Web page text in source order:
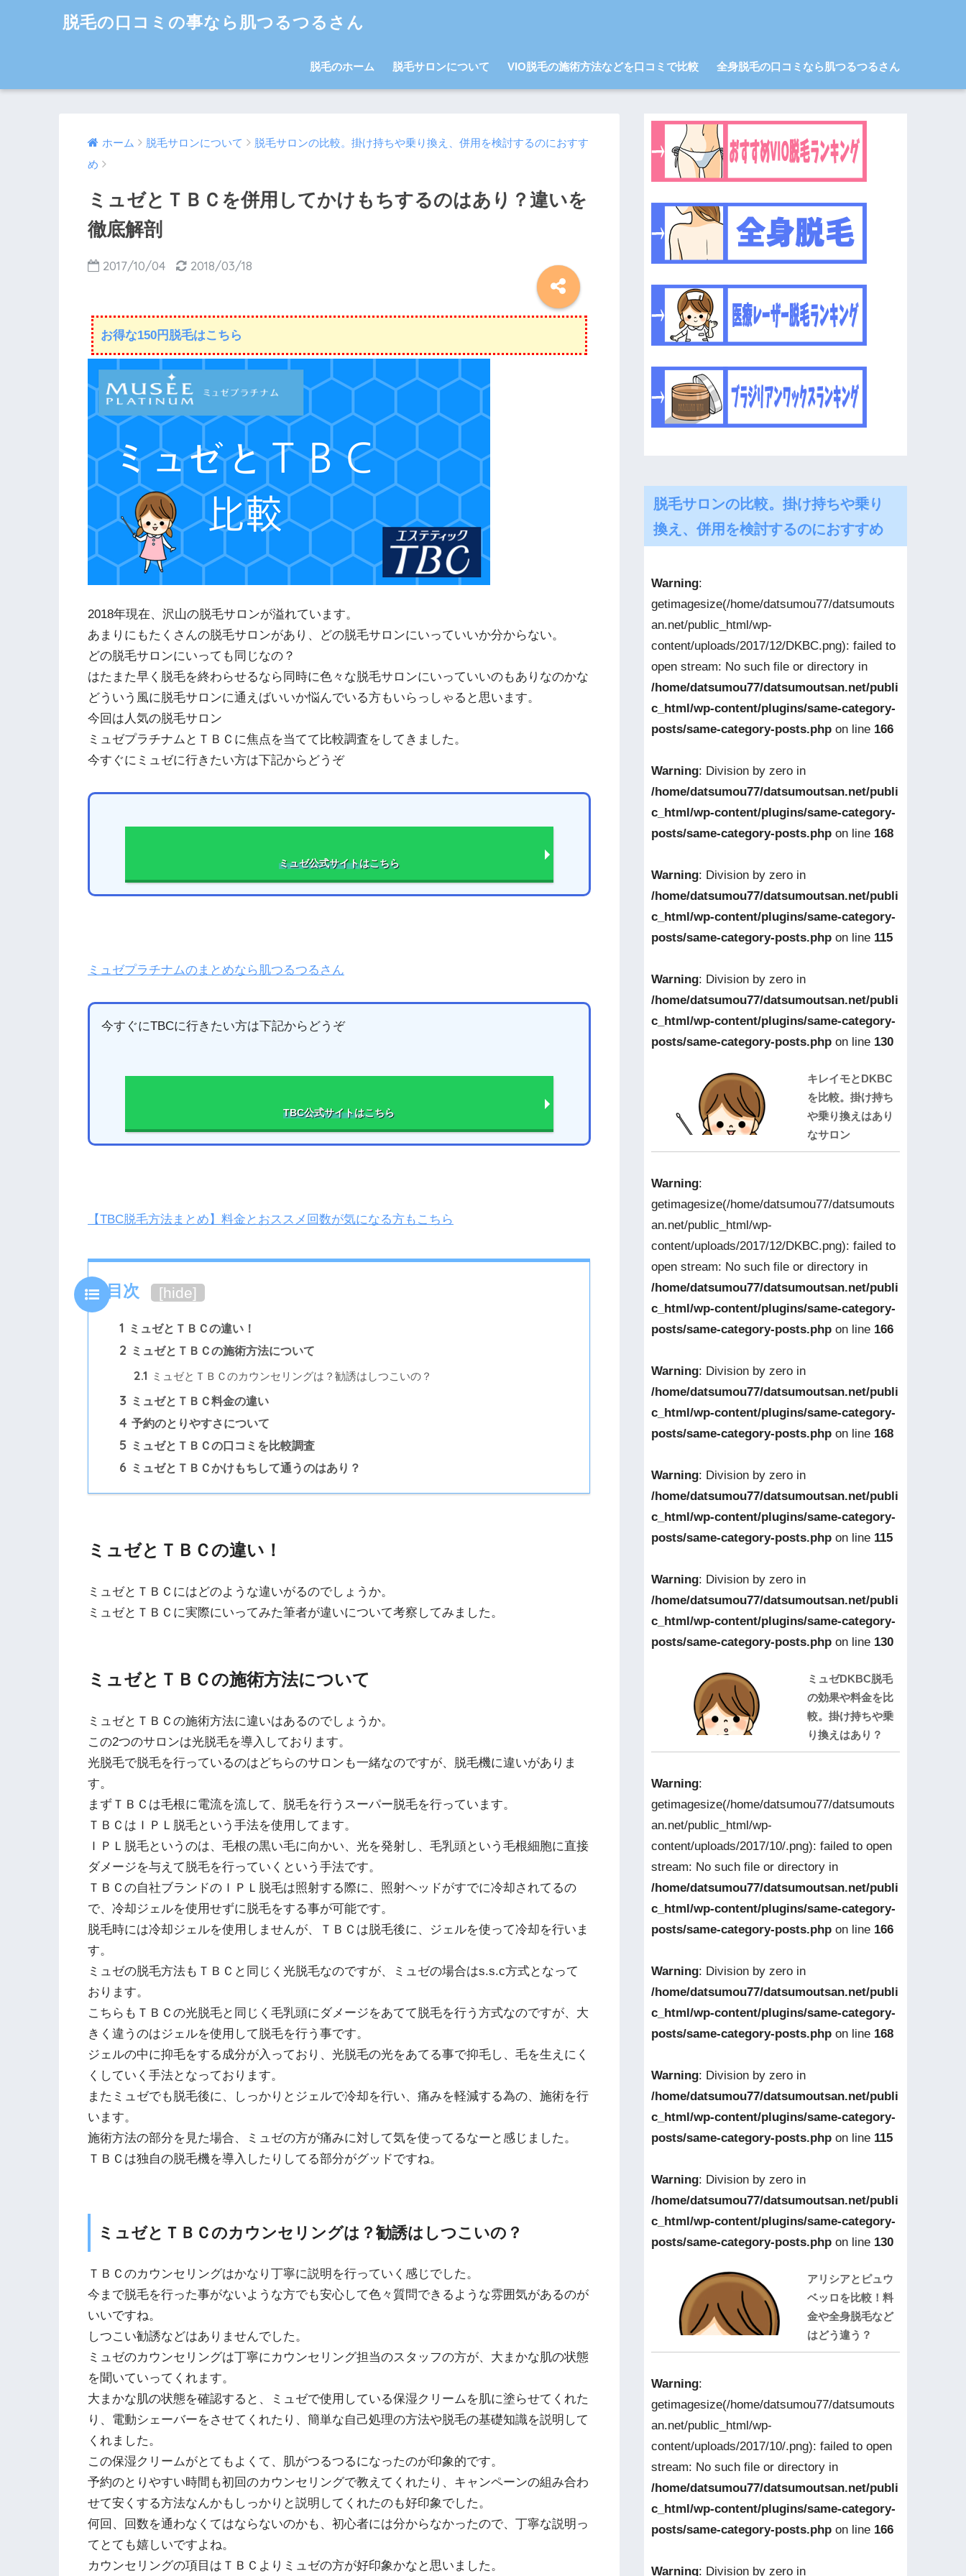
脱毛の口コミの事なら肌つるつるさん
脱毛のホーム 脱毛サロンについて VIO脱毛の施術方法などを口コミで比較 全身脱毛の口コミなら肌つるつるさん
ホーム 脱毛サロンについて
脱毛サロンの比較。掛け持ちや乗り換え、併用を検討するのにおすす
め
ミュゼとＴＢＣを併用してかけもちするのはあり？違いを
徹底解剖
2017/10/04 2018/03/18
お得な150円脱毛はこちら
2018年現在、沢山の脱毛サロンが溢れています。
あまりにもたくさんの脱毛サロンがあり、どの脱毛サロンにいっていいか分からない。
どの脱毛サロンにいっても同じなの？
はたまた早く脱毛を終わらせるなら同時に色々な脱毛サロンにいっていいのもありなのかな
どういう風に脱毛サロンに通えばいいか悩んでいる方もいらっしゃると思います。
今回は人気の脱毛サロン
ミュゼプラチナムとＴＢＣに焦点を当てて比較調査をしてきました。
今すぐにミュゼに行きたい方は下記からどうぞ
ミュゼ公式サイトはこちら
ミュゼプラチナムのまとめなら肌つるつるさん
今すぐにTBCに行きたい方は下記からどうぞ
TBC公式サイトはこちら
【TBC脱毛方法まとめ】料金とおススメ回数が気になる方もこちら
目次 [hide]
1 ミュゼとＴＢＣの違い！
2 ミュゼとＴＢＣの施術方法について
2.1 ミュゼとＴＢＣのカウンセリングは？勧誘はしつこいの？
3 ミュゼとＴＢＣ料金の違い
4 予約のとりやすさについて
5 ミュゼとＴＢＣの口コミを比較調査
6 ミュゼとＴＢＣかけもちして通うのはあり？
ミュゼとＴＢＣの違い！
ミュゼとＴＢＣにはどのような違いがるのでしょうか。
ミュゼとＴＢＣに実際にいってみた筆者が違いについて考察してみました。
ミュゼとＴＢＣの施術方法について
ミュゼとＴＢＣの施術方法に違いはあるのでしょうか。
この2つのサロンは光脱毛を導入しております。
光脱毛で脱毛を行っているのはどちらのサロンも一緒なのですが、脱毛機に違いがありま
す。
まずＴＢＣは毛根に電流を流して、脱毛を行うスーパー脱毛を行っています。
ＴＢＣはＩＰＬ脱毛という手法を使用してます。
ＩＰＬ脱毛というのは、毛根の黒い毛に向かい、光を発射し、毛乳頭という毛根細胞に直接
ダメージを与えて脱毛を行っていくという手法です。
ＴＢＣの自社ブランドのＩＰＬ脱毛は照射する際に、照射ヘッドがすでに冷却されてるの
で、冷却ジェルを使用せずに脱毛をする事が可能です。
脱毛時には冷却ジェルを使用しませんが、ＴＢＣは脱毛後に、ジェルを使って冷却を行いま
す。
ミュゼの脱毛方法もＴＢＣと同じく光脱毛なのですが、ミュゼの場合はs.s.c方式となって
おります。
こちらもＴＢＣの光脱毛と同じく毛乳頭にダメージをあてて脱毛を行う方式なのですが、大
きく違うのはジェルを使用して脱毛を行う事です。
ジェルの中に抑毛をする成分が入っており、光脱毛の光をあてる事で抑毛し、毛を生えにく
くしていく手法となっております。
またミュゼでも脱毛後に、しっかりとジェルで冷却を行い、痛みを軽減する為の、施術を行
います。
施術方法の部分を見た場合、ミュゼの方が痛みに対して気を使ってるなーと感じました。
ＴＢＣは独自の脱毛機を導入したりしてる部分がグッドですね。
ミュゼとＴＢＣのカウンセリングは？勧誘はしつこいの？
ＴＢＣのカウンセリングはかなり丁寧に説明を行っていく感じでした。
今まで脱毛を行った事がないような方でも安心して色々質問できるような雰囲気があるのが
いいですね。
しつこい勧誘などはありませんでした。
ミュゼのカウンセリングは丁寧にカウンセリング担当のスタッフの方が、大まかな肌の状態
を聞いていってくれます。
大まかな肌の状態を確認すると、ミュゼで使用している保湿クリームを肌に塗らせてくれた
り、電動シェーバーをさせてくれたり、簡単な自己処理の方法や脱毛の基礎知識を説明して
くれました。
この保湿クリームがとてもよくて、肌がつるつるになったのが印象的です。
予約のとりやすい時間も初回のカウンセリングで教えてくれたり、キャンペーンの組み合わ
せて安くする方法なんかもしっかりと説明してくれたのも好印象でした。
何回、回数を通わなくてはならないのかも、初心者には分からなかったので、丁寧な説明っ
てとても嬉しいですよね。
カウンセリングの項目はＴＢＣよりミュゼの方が好印象かなと思いました。
脱毛サロンの比較。掛け持ちや乗り
換え、併用を検討するのにおすすめ
Warning:
getimagesize(/home/datsumou77/datsumouts
an.net/public_html/wp-
content/uploads/2017/12/DKBC.png): failed to
open stream: No such file or directory in
/home/datsumou77/datsumoutsan.net/publi
c_html/wp-content/plugins/same-category-
posts/same-category-posts.php on line 166
Warning: Division by zero in
/home/datsumou77/datsumoutsan.net/publi
c_html/wp-content/plugins/same-category-
posts/same-category-posts.php on line 168
Warning: Division by zero in
/home/datsumou77/datsumoutsan.net/publi
c_html/wp-content/plugins/same-category-
posts/same-category-posts.php on line 115
Warning: Division by zero in
/home/datsumou77/datsumoutsan.net/publi
c_html/wp-content/plugins/same-category-
posts/same-category-posts.php on line 130
キレイモとDKBC
を比較。掛け持ち
や乗り換えはあり
なサロン
Warning:
getimagesize(/home/datsumou77/datsumouts
an.net/public_html/wp-
content/uploads/2017/12/DKBC.png): failed to
open stream: No such file or directory in
/home/datsumou77/datsumoutsan.net/publi
c_html/wp-content/plugins/same-category-
posts/same-category-posts.php on line 166
Warning: Division by zero in
/home/datsumou77/datsumoutsan.net/publi
c_html/wp-content/plugins/same-category-
posts/same-category-posts.php on line 168
Warning: Division by zero in
/home/datsumou77/datsumoutsan.net/publi
c_html/wp-content/plugins/same-category-
posts/same-category-posts.php on line 115
Warning: Division by zero in
/home/datsumou77/datsumoutsan.net/publi
c_html/wp-content/plugins/same-category-
posts/same-category-posts.php on line 130
ミュゼDKBC脱毛
の効果や料金を比
較。掛け持ちや乗
り換えはあり？
Warning:
getimagesize(/home/datsumou77/datsumouts
an.net/public_html/wp-
content/uploads/2017/10/.png): failed to open
stream: No such file or directory in
/home/datsumou77/datsumoutsan.net/publi
c_html/wp-content/plugins/same-category-
posts/same-category-posts.php on line 166
Warning: Division by zero in
/home/datsumou77/datsumoutsan.net/publi
c_html/wp-content/plugins/same-category-
posts/same-category-posts.php on line 168
Warning: Division by zero in
/home/datsumou77/datsumoutsan.net/publi
c_html/wp-content/plugins/same-category-
posts/same-category-posts.php on line 115
Warning: Division by zero in
/home/datsumou77/datsumoutsan.net/publi
c_html/wp-content/plugins/same-category-
posts/same-category-posts.php on line 130
アリシアとピュウ
ベッロを比較！料
金や全身脱毛など
はどう違う？
Warning:
getimagesize(/home/datsumou77/datsumouts
an.net/public_html/wp-
content/uploads/2017/10/.png): failed to open
stream: No such file or directory in
/home/datsumou77/datsumoutsan.net/publi
c_html/wp-content/plugins/same-category-
posts/same-category-posts.php on line 166
Warning: Division by zero in